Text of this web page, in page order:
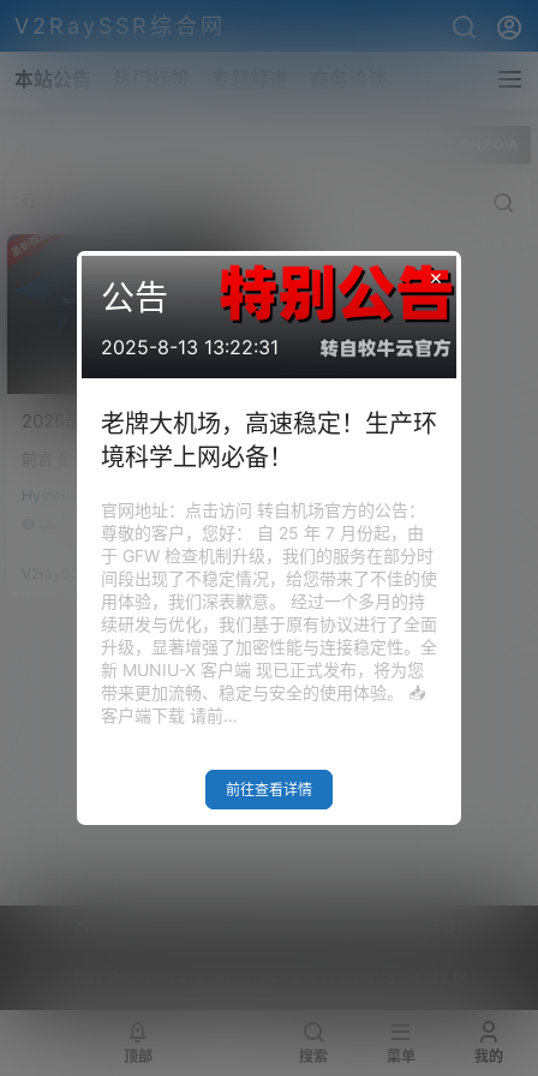
V2RaySSR综合网
本站公告
2026最新VPS自建节点搭建
教程！科学上网翻墙从零开
始，VPS线路详解！
VLESS+Reality，搬瓦工
CN2 GIA实测8K/奈飞4K，
V2RayN与Clash配置全流
程，小白保姆级教程！
前言 最近这段时间，很多小伙伴
槛和需求真的是越来越高了 以前
我们折腾节点，可能只是看看Yo
uTube，查查Google，偶尔下载
点东西，但现在有点不一样了，A
I、开发工具、各类海外服务，很
多时候都需要一个稳定的出口网
络。 在加上最近机场这边，也确
实没有以前那么稳，节点抽风、
订阅失效、晚高峰跑不动，这种
情况小伙伴们大概率都遇到了。
所以我一直觉得，如果你平时比
Hysteria搭建
V2raySSR综合网 5月9日
×
公告
2025-8-13 13:22:31
老牌大机场，高速稳定！生产环
境科学上网必备！
官网地址：点击访问 转自机场官方的公告：
尊敬的客户，您好： 自 25 年 7 月份起，由
于 GFW 检查机制升级，我们的服务在部分时
间段出现了不稳定情况，给您带来了不佳的使
用体验，我们深表歉意。 经过一个多月的持
续研发与优化，我们基于原有协议进行了全面
升级，显著增强了加密性能与连接稳定性。全
新 MUNIU-X 客户端 现已正式发布，将为您
带来更加流畅、稳定与安全的使用体验。 📥
客户端下载 请前…
前往查看详情
顶部 搜索 菜单 我的